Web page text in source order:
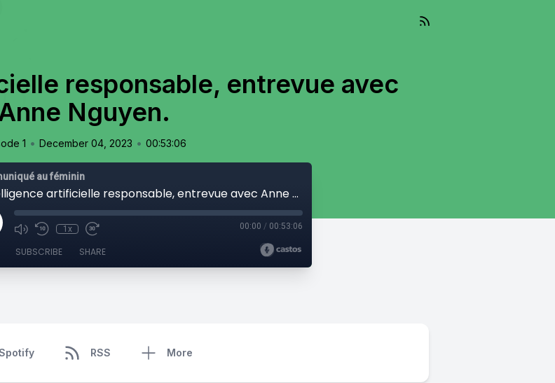
responsable, entrevue avec
Nguyen.
1 • December 04, 2023 • 00:53:06
au féminin
L’intelligence artificielle responsable, entrevue avec Anne Nguyen.
1x 00:00 / 00:53:06
SUBSCRIBE SHARE
RSS More